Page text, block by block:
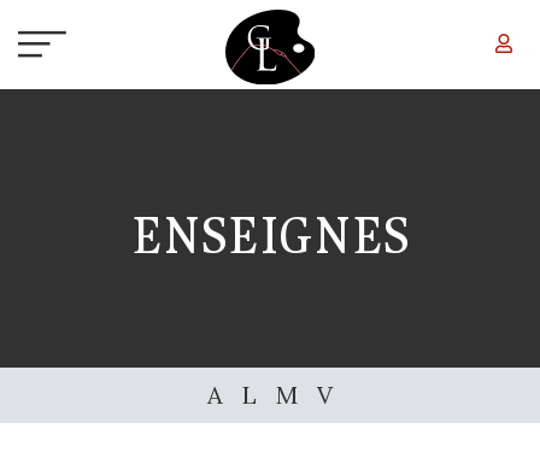
ENSEIGNES
A L M V